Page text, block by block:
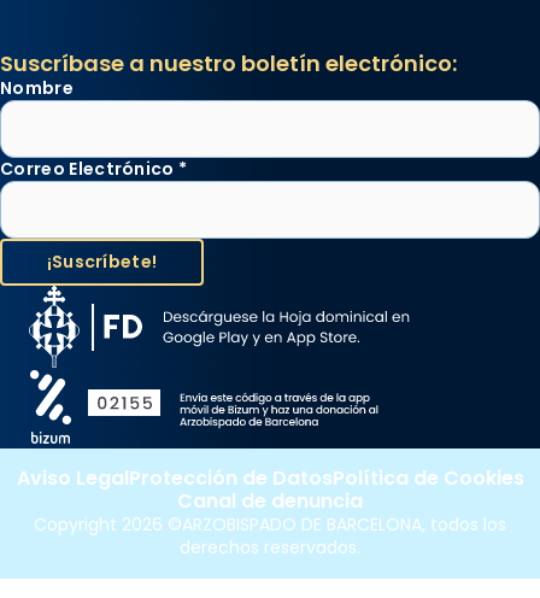
Suscríbase a nuestro boletín electrónico:
Nombre
Correo Electrónico *
Copyright 2026 ©ARZOBISPADO DE BARCELONA, todos los
derechos reservados.
Aviso LegalProtección de DatosPolítica de Cookies
Canal de denuncia